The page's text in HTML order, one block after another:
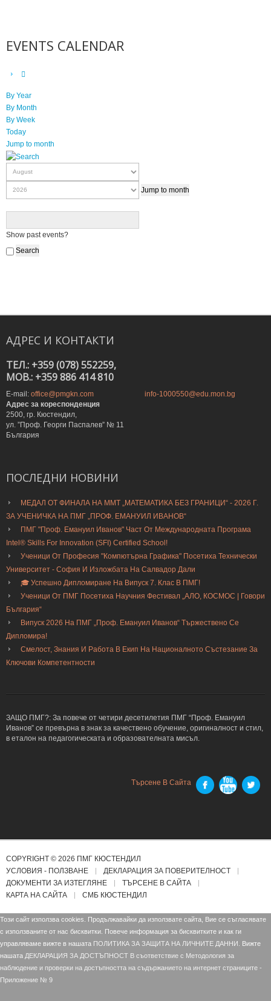
EVENTS CALENDAR
By Year
By Month
By Week
Today
Jump to month
Jump to month
Show past events?
АДРЕС И КОНТАКТИ
ТЕЛ.: +359 (078) 552259,
MOB.: +359 886 414 810
E-mail: office@pmgkn.com
info-1000550@edu.mon.bg
Адрес за кореспонденция
2500, гр. Кюстендил,
ул. ”Проф. Георги Паспалев” № 11
България
ПОСЛЕДНИ НОВИНИ
МЕДАЛ ОТ ФИНАЛА НА ММТ „МАТЕМАТИКА БЕЗ ГРАНИЦИ“ - 2026 Г.
ЗА УЧЕНИЧКА НА ПМГ „ПРОФ. ЕМАНУИЛ ИВАНОВ“
ПМГ "Проф. Емануил Иванов" Част От Международната Програма
Intel® Skills For Innovation (SFI) Certified School!
Ученици От Професия "Компютърна Графика" Посетиха Технически
Университет - София И Изложбата На Салвадор Дали
🎓 Успешно Дипломиране На Випуск 7. Клас В ПМГ!
Ученици От ПМГ Посетиха Научния Фестивал „АЛО, КОСМОС | Говори
България“
Випуск 2026 На ПМГ „Проф. Емануил Иванов“ Тържествено Се
Дипломира!
Смелост, Знания И Работа В Екип На Националното Състезание За
Ключови Компетентности
ЗАЩО ПМГ?: За повече от четири десетилетия ПМГ “Проф. Емануил
Иванов” се превърна в знак за качествено обучение, оригиналност и стил,
в еталон на педагогическата и образователната мисъл.
Търсене В Сайта
COPYRIGHT © 2026 ПМГ КЮСТЕНДИЛ
УСЛОВИЯ - ПОЛЗВАНЕ
ДЕКЛАРАЦИЯ ЗА ПОВЕРИТЕЛНОСТ
ДОКУМЕНТИ ЗА ИЗТЕГЛЯНЕ
ТЪРСЕНЕ В САЙТА
КАРТА НА САЙТА
СМБ КЮСТЕНДИЛ
Този сайт използва cookies. Продължавайки да използвате сайта, Вие се съгласявате
с използваните от нас бисквитки. Повече информация за бисквитките и как ги
управляваме вижте в нашата ПОЛИТИКА ЗА ЗАЩИТА НА ЛИЧНИТЕ ДАННИ.
Вижте
нашата ДЕКЛАРАЦИЯ ЗА ДОСТЪПНОСТ В съответствие с Mетодология за
наблюдение и проверки на достъпността на съдържанието на интернет страниците -
Приложение № 9